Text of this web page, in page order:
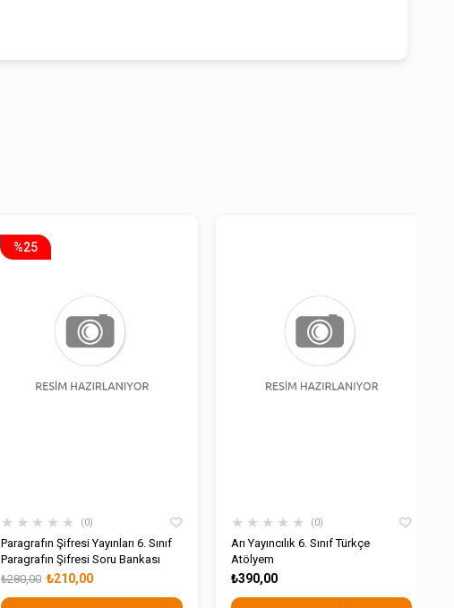
★ ★ ★ ★ ★ 0
Paragrafın Şifresi Yayınları 6. Sınıf
Paragrafın Şifresi Soru Bankası
₺210,00
₺280,00
%25
★ ★ ★ ★ ★ 0
Arı Yayıncılık 6. Sınıf Türkçe
Atölyem
₺390,00